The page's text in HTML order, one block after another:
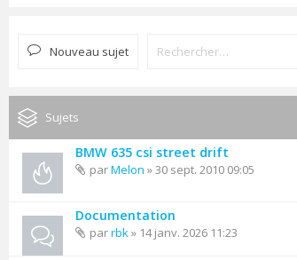
Nouveau sujet
Sujets
BMW 635 csi street drift
parMelon » 30 sept. 2010 09:05
Documentation
parrbk» 14 janv. 2026 11:23